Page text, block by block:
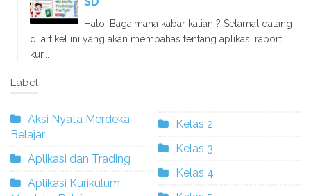
Halo! Bagaimana kabar kalian ? Selamat datang
di artikel ini yang akan membahas tentang aplikasi raport
kur...
Label
Aksi Nyata Merdeka
Belajar
Aplikasi dan Trading
Aplikasi Kurikulum
Kelas 2
Kelas 3
Kelas 4